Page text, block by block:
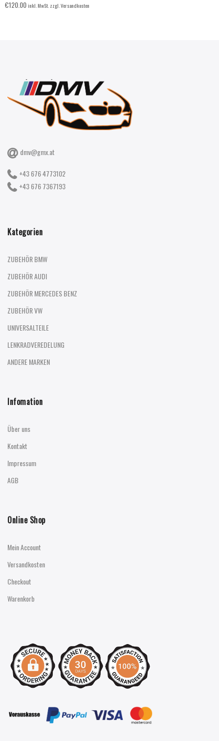
€120.00inkl. MwSt. zzgl. Versandkosten
dmv@gmx.at
+43 676 4773102
+43 676 7367193
Kategorien
ZUBEHÖR BMW
ZUBEHÖR AUDI
ZUBEHÖR MERCEDES BENZ
ZUBEHÖR VW
UNIVERSALTEILE
LENKRADVEREDELUNG
ANDERE MARKEN
Infomation
Über uns
Kontakt
Impressum
AGB
Online Shop
Mein Account
Versandkosten
Checkout
Warenkorb